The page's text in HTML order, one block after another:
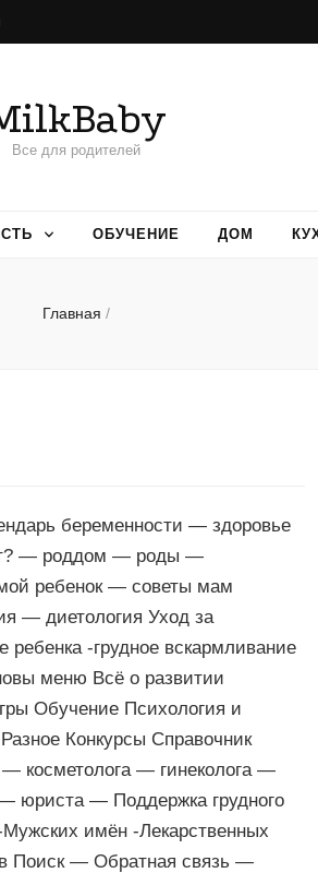
Все для родителей
ОБУЧЕНИЕ ДОМ
Главная /
беременности — здоровье
— роддом — роды —
ребенок — советы мам
— диетология Уход за
-грудное вскармливание
меню Всё о развитии
Обучение Психология и
Конкурсы Справочник
косметолога — гинеколога —
юриста — Поддержка грудного
имён -Лекарственных
Поиск — Обратная связь —